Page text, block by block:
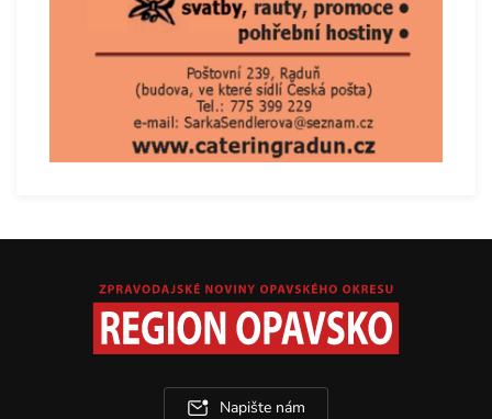
Napište nám